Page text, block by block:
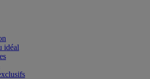
idéal